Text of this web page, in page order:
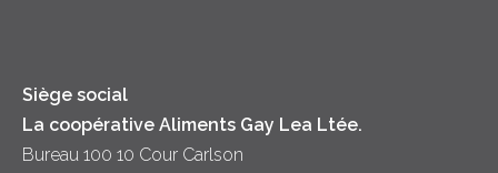
Siège social
La coopérative Aliments Gay Lea Ltée.
Bureau 100 10 Cour Carlson